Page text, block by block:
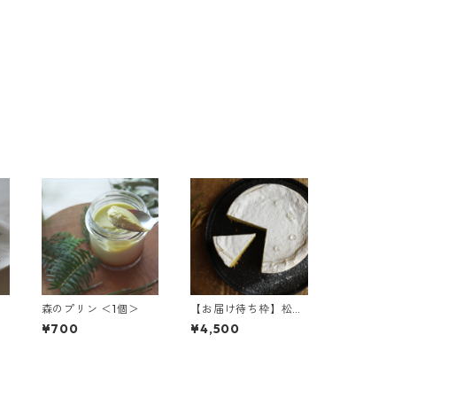
森のプリン ＜1個＞
¥700
【お届け待ち枠】松と
柚子のボタニカルチー
ズケーキ
¥4,500